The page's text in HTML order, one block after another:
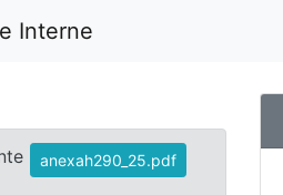
Interne
anexah290_25.pdf